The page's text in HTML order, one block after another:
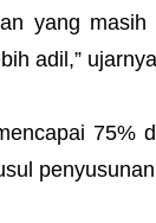
yang
adil,”
75%